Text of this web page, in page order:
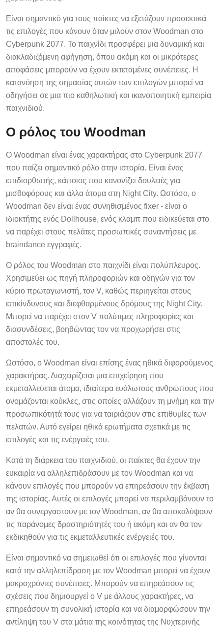
Είναι σημαντικό για τους παίκτες να εξετάζουν προσεκτικά
τις επιλογές που κάνουν όταν μιλούν στον Woodman στο
Cyberpunk 2077. Το παιχνίδι προσφέρει μια δυναμική και
διακλαδιζόμενη αφήγηση, όπου ακόμη και οι μικρότερες
αποφάσεις μπορούν να έχουν εκτεταμένες συνέπειες. Η
κατανόηση της σημασίας αυτών των επιλογών μπορεί να
οδηγήσει σε μια πιο καθηλωτική και ικανοποιητική εμπειρία
παιχνιδιού.
Ο ρόλος του Woodman
Ο Woodman είναι ένας χαρακτήρας στο Cyberpunk 2077
που παίζει σημαντικό ρόλο στην ιστορία. Είναι ένας
επιδιορθωτής, κάποιος που κανονίζει δουλειές για
μισθοφόρους και άλλα άτομα στη Night City. Ωστόσο, ο
Woodman δεν είναι ένας συνηθισμένος fixer - είναι ο
ιδιοκτήτης ενός Dollhouse, ενός κλαμπ που ειδικεύεται στο
να παρέχει στους πελάτες προσωπικές συναντήσεις με
braindance εγγραφές.
Ο ρόλος του Woodman στο παιχνίδι είναι πολύπλευρος.
Χρησιμεύει ως πηγή πληροφοριών και οδηγών για τον
κύριο πρωταγωνιστή, τον V, καθώς περιηγείται στους
επικίνδυνους και διεφθαρμένους δρόμους της Night City.
Μπορεί να παρέχει στον V πολύτιμες πληροφορίες και
διασυνδέσεις, βοηθώντας τον να προχωρήσει στις
αποστολές του.
Ωστόσο, ο Woodman είναι επίσης ένας ηθικά διφορούμενος
χαρακτήρας. Διαχειρίζεται μια επιχείρηση που
εκμεταλλεύεται άτομα, ιδιαίτερα ευάλωτους ανθρώπους που
ονομάζονται κούκλες, στις οποίες αλλάζουν τη μνήμη και την
προσωπικότητά τους για να ταιριάζουν στις επιθυμίες των
πελατών. Αυτό εγείρει ηθικά ερωτήματα σχετικά με τις
επιλογές και τις ενέργειές του.
Κατά τη διάρκεια του παιχνιδιού, οι παίκτες θα έχουν την
ευκαιρία να αλληλεπιδράσουν με τον Woodman και να
κάνουν επιλογές που μπορούν να επηρεάσουν την έκβαση
της ιστορίας. Αυτές οι επιλογές μπορεί να περιλαμβάνουν το
αν θα συνεργαστούν με τον Woodman, αν θα αποκαλύψουν
τις παράνομες δραστηριότητές του ή ακόμη και αν θα τον
εκδικηθούν για τις εκμεταλλευτικές ενέργειές του.
Είναι σημαντικό να σημειωθεί ότι οι επιλογές που γίνονται
κατά την αλληλεπίδραση με τον Woodman μπορεί να έχουν
μακροχρόνιες συνέπειες. Μπορούν να επηρεάσουν τις
σχέσεις που δημιουργεί ο V με άλλους χαρακτήρες, να
επηρεάσουν τη συνολική ιστορία και να διαμορφώσουν την
αντίληψη του V στα μάτια της κοινότητας της Νυχτερινής